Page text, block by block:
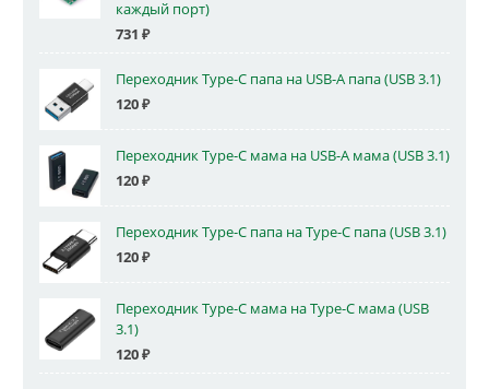
каждый порт)
731 ₽
Переходник Type-C папа на USB-A папа (USB 3.1)
120₽
Переходник Type-C мама на USB-A мама (USB 3.1)
120₽
Переходник Type-C папа на Type-C папа (USB 3.1)
120₽
Переходник Type-C мама на Type-C мама (USB
3.1)
120₽